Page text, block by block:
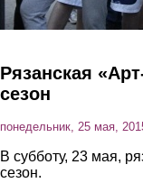
Рязанская
сезон
понедельник, 25 мая,
В субботу, 23 мая,
сезон.